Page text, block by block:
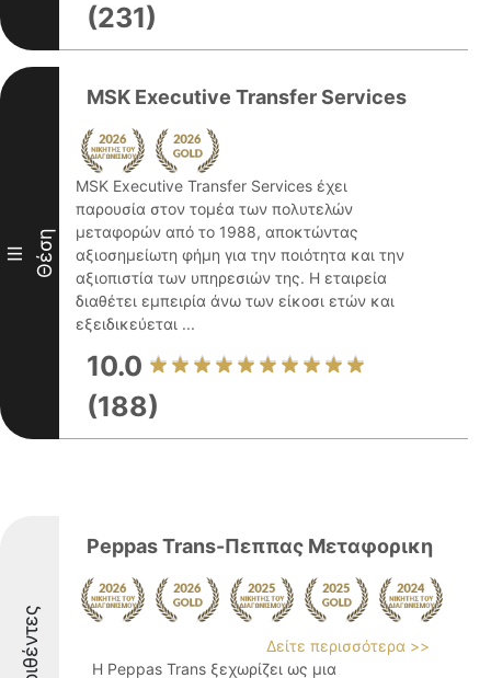
(231)
III Θέση
MSK Executive Transfer Services
MSK Executive Transfer Services έχει
παρουσία στον τομέα των πολυτελών
μεταφορών από το 1988, αποκτώντας
αξιοσημείωτη φήμη για την ποιότητα και την
αξιοπιστία των υπηρεσιών της. Η εταιρεία
διαθέτει εμπειρία άνω των είκοσι ετών και
εξειδικεύεται ...
10.0
(188)
Peppas Trans-Πεππας Μεταφορικη
Δείτε περισσότερα >>
Η Peppas Trans ξεχωρίζει ως μια